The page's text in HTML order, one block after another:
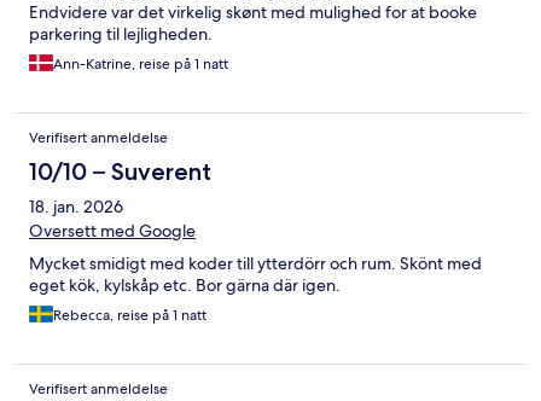
Endvidere var det virkelig skønt med mulighed for at booke
parkering til lejligheden.
Ann-Katrine, reise på 1 natt
Verifisert anmeldelse
10/10 – Suverent
18. jan. 2026
Oversett med Google
Mycket smidigt med koder till ytterdörr och rum. Skönt med
eget kök, kylskåp etc. Bor gärna där igen.
Rebecca, reise på 1 natt
Verifisert anmeldelse